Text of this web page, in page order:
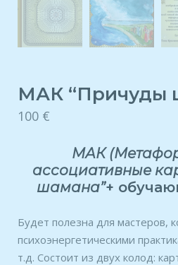
МАК “Причуды
100 €
МАК
ассоциативные
шамана”+
Будет полезна для мастеров,
психоэнергетическими
т.д. Состоит из двух колод: